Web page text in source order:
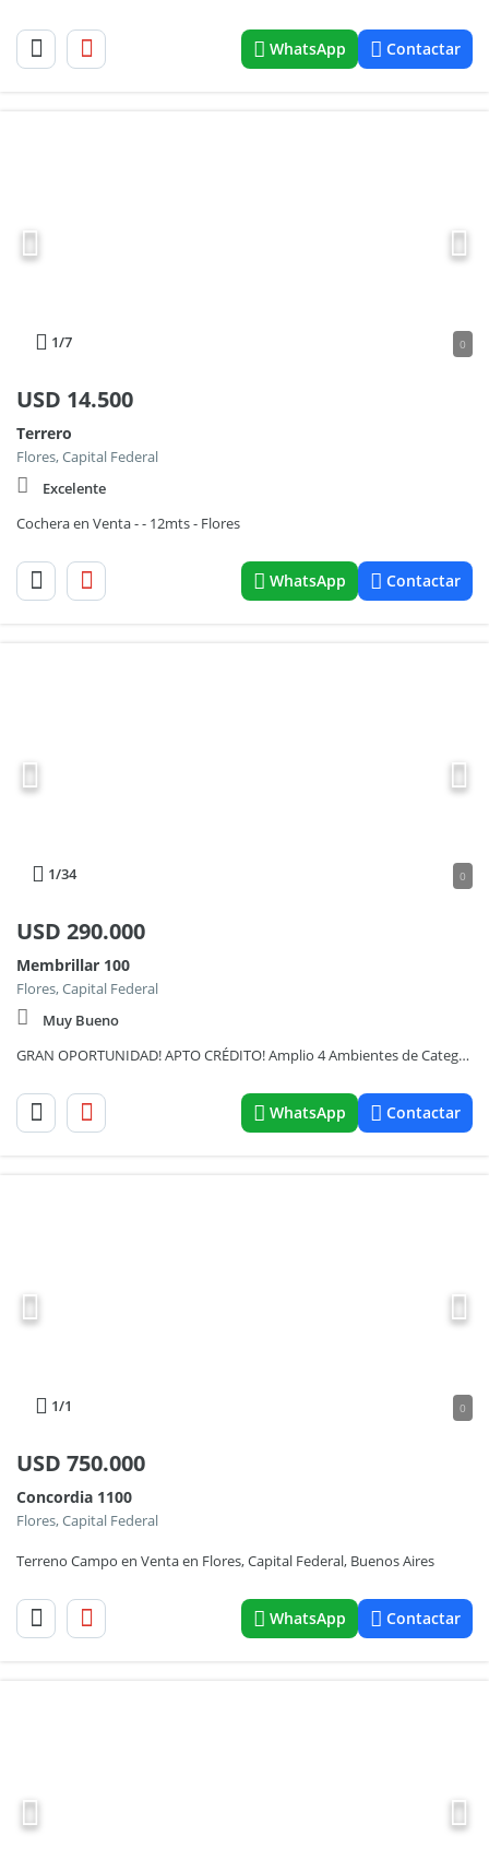
WhatsApp Contactar
1/7 0
USD 14.500
Terrero
Flores, Capital Federal
Excelente
Cochera en Venta - - 12mts - Flores
WhatsApp Contactar
1/34 0
USD 290.000
Membrillar 100
Flores, Capital Federal
Muy Bueno
GRAN OPORTUNIDAD! APTO CRÉDITO! Amplio 4 Ambientes de Categoría con doble balcon en Flores!
WhatsApp Contactar
1/1 0
USD 750.000
Concordia 1100
Flores, Capital Federal
Terreno Campo en Venta en Flores, Capital Federal, Buenos Aires
WhatsApp Contactar